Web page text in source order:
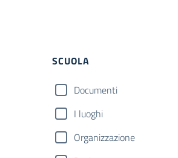
SCUOLA
Documenti
I luoghi
Organizzazione